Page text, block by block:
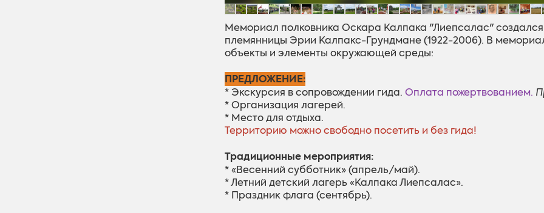
Мемориал полковника Оскара Калпака "Лиепсалас"создался
племянницы Эрии Калпакс-Грундмане (1922-2006). В
объекты и элементы окружающей среды:
ПРЕДЛОЖЕНИЕ:
* Экскурсия в сопровождении гида. Оплата пожертвованием.
* Организация лагерей.
* Место для отдыха.
Территорию можно свободно посетить и без гида!
Традиционные мероприятия:
* «Весенний субботник» (апрель/май).
* Летний детский лагерь «Калпака Лиепсалас».
* Праздник флага (сентябрь).